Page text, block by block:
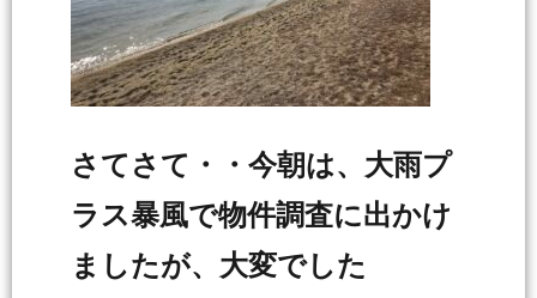
さてさて・・今朝は、大雨プ
ラス暴風で物件調査に出かけ
ましたが、大変でした